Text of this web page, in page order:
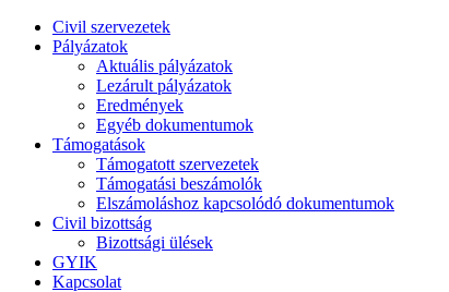
Civil szervezetek
Pályázatok
Aktuális pályázatok
Lezárult pályázatok
Eredmények
Egyéb dokumentumok
Támogatások
Támogatott szervezetek
Támogatási beszámolók
Elszámoláshoz kapcsolódó dokumentumok
Civil bizottság
Bizottsági ülések
GYIK
Kapcsolat